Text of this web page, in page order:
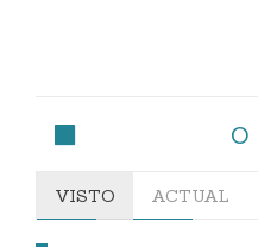
O
VISTO ACTUAL